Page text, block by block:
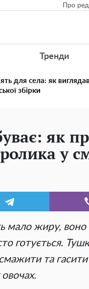
Про
Тренди
для села: як виглядав
збірки
як
у
мало жиру, воно
готується.
та
овочах.